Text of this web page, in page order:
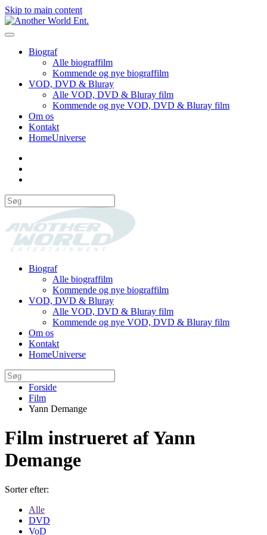
Skip to main content
Biograf
Alle biograffilm
Kommende og nye biograffilm
VOD, DVD & Bluray
Alle VOD, DVD & Bluray film
Kommende og nye VOD, DVD & Bluray film
Om os
Kontakt
HomeUniverse
Biograf
Alle biograffilm
Kommende og nye biograffilm
VOD, DVD & Bluray
Alle VOD, DVD & Bluray film
Kommende og nye VOD, DVD & Bluray film
Om os
Kontakt
HomeUniverse
Forside
Film
Yann Demange
Film instrueret af Yann
Demange
Sorter efter:
Alle
DVD
VoD